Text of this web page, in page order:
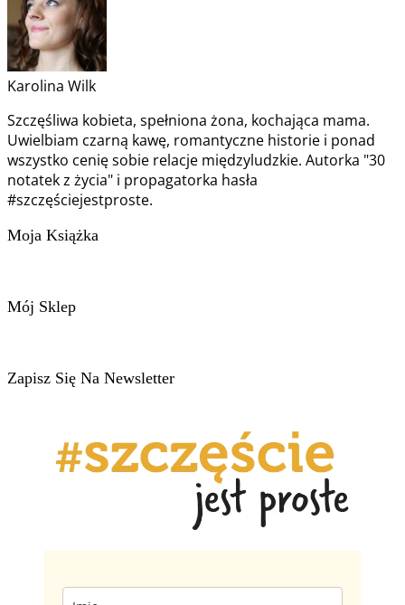
Karolina Wilk
Szczęśliwa kobieta, spełniona żona, kochająca mama.
Uwielbiam czarną kawę, romantyczne historie i ponad
wszystko cenię sobie relacje międzyludzkie. Autorka "30
notatek z życia" i propagatorka hasła
#szczęściejestproste.
Moja Książka
Mój Sklep
Zapisz Się Na Newsletter